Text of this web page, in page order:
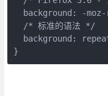
background : -moz-
/* 标准的语法 */
background :
}